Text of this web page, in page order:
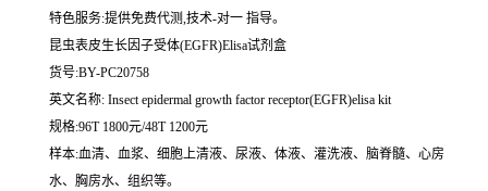
特色服务:提供免费代测,技术-对一 指导。
昆虫表皮生长因子受体(EGFR)Elisa试剂盒
货号:BY-PC20758
英文名称: Insect epidermal growth factor receptor(EGFR)elisa kit
规格:96T 1800元/48T 1200元
样本:血清、血浆、细胞上清液、尿液、体液、灌洗液、脑脊髓、心房
水、胸房水、组织等。